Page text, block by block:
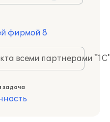
фирмой 8
всеми партнерами
задача